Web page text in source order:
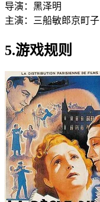
导演： 黑泽明
主演：
三船敏郎京町子
5.游戏规则